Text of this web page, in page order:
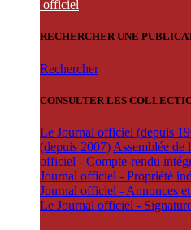
officiel
RECHERCHER UNE
Rechercher
CONSULTER LES
Le Journal officiel (depuis
(depuis 2007) Assemblée de
officiel - Compte-rendu
Journal officiel - Propriété
Journal officiel - Annonces
Le Journal officiel -